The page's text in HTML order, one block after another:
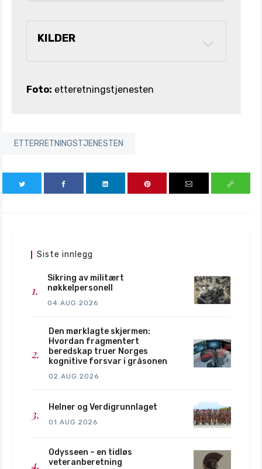
KILDER
Foto: etteretningstjenesten
ETTERRETNINGSTJENESTEN
Siste innlegg
Sikring av militært
nøkkelpersonell
04.AUG.2026
Den mørklagte skjermen:
Hvordan fragmentert
beredskap truer Norges
kognitive forsvar i gråsonen
02.AUG.2026
Helner og Verdigrunnlaget
01.AUG.2026
Odysseen – en tidløs
veteranberetning